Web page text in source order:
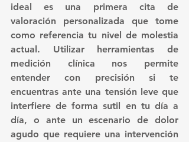
ideal es una primera cita de
valoración personalizada que tome
como referencia tu nivel de molestia
actual. Utilizar herramientas de
medición clínica nos permite
entender con precisión si te
encuentras ante una tensión leve que
interfiere de forma sutil en tu día a
día, o ante un escenario de dolor
agudo que requiere una intervención